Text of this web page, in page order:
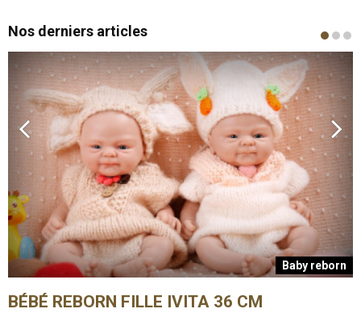
Nos derniers articles
Baby reborn
BÉBÉ REBORN FILLE IVITA 36 CM